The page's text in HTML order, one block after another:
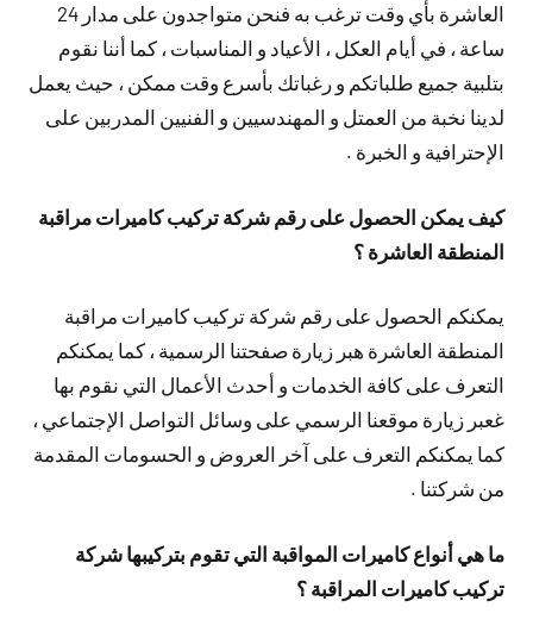
العاشرة بأي وقت ترغب به فنحن متواجدون على مدار 24
ساعة ، في أيام العكل ، الأعياد و المناسبات ، كما أننا نقوم
بتلبية جميع طلباتكم و رغباتك بأسرع وقت ممكن ، حيث يعمل
لدينا نخبة من العمتل و المهندسيين و الفنيين المدربين على
الإحترافية و الخبرة .
كيف يمكن الحصول على رقم شركة تركيب كاميرات مراقبة
المنطقة العاشرة ؟
يمكنكم الحصول على رقم شركة تركيب كاميرات مراقبة
المنطقة العاشرة هبر زيارة صفحتنا الرسمية ، كما يمكنكم
التعرف على كافة الخدمات و أحدث الأعمال التي نقوم بها
غعبر زيارة موقعنا الرسمي على وسائل التواصل الإجتماعي ،
كما يمكنكم التعرف على آخر العروض و الحسومات المقدمة
من شركتنا .
ما هي أنواع كاميرات المواقبة التي تقوم بتركيبها شركة
تركيب كاميرات المراقبة ؟